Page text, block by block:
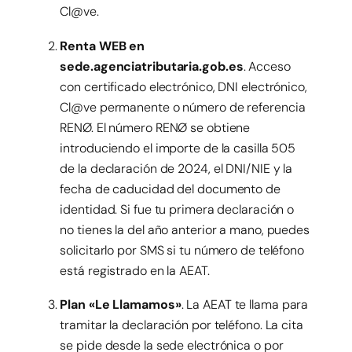
Cl@ve.
Renta WEB en
sede.agenciatributaria.gob.es. Acceso
con certificado electrónico, DNI electrónico,
Cl@ve permanente o número de referencia
RENØ. El número RENØ se obtiene
introduciendo el importe de la casilla 505
de la declaración de 2024, el DNI/NIE y la
fecha de caducidad del documento de
identidad. Si fue tu primera declaración o
no tienes la del año anterior a mano, puedes
solicitarlo por SMS si tu número de teléfono
está registrado en la AEAT.
Plan «Le Llamamos». La AEAT te llama para
tramitar la declaración por teléfono. La cita
se pide desde la sede electrónica o por